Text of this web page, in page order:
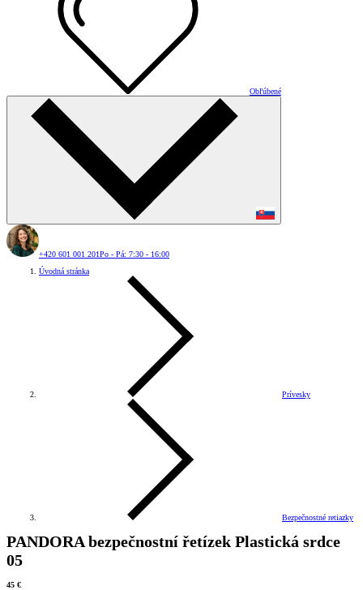
Obľúbené
+420 601 001 201Po - Pá: 7:30 - 16:00
Úvodná stránka
Prívesky
Bezpečnostné retiazky
PANDORA bezpečnostní řetízek Plastická srdce
05
45 €